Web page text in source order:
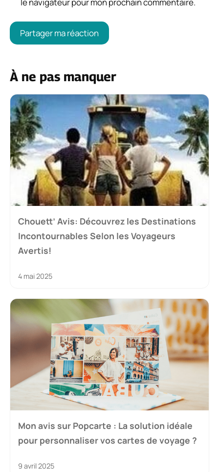
À ne pas manquer
Chouett’ Avis: Découvrez les Destinations
Incontournables Selon les Voyageurs
Avertis!
4 mai 2025
Mon avis sur Popcarte : La solution idéale
pour personnaliser vos cartes de voyage ?
9 avril 2025